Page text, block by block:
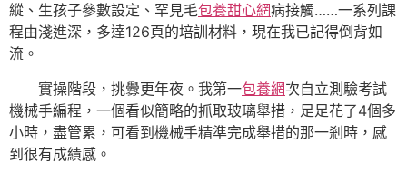
縱、生孩子參數設定、罕見毛包養甜心網病接觸……一系列課
程由淺進深，多達126頁的培訓材料，現在我已記得倒背如
流。
實操階段，挑釁更年夜。我第一包養網次自立測驗考試
機械手編程，一個看似簡略的抓取玻璃舉措，足足花了4個多
小時，盡管累，可看到機械手精準完成舉措的那一剎時，感
到很有成績感。